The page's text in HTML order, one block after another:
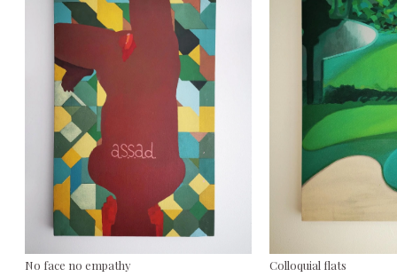
No face no empathy Colloquial flats